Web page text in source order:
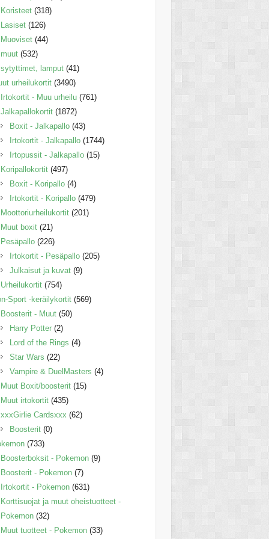
Koristeet (318)
Lasiset (126)
Muoviset (44)
muut (532)
sytyttimet, lamput (41)
urheilukortit (3490)
Irtokortit - Muu urheilu (761)
Jalkapallokortit (1872)
Boxit - Jalkapallo (43)
Irtokortit - Jalkapallo (1744)
Irtopussit - Jalkapallo (15)
Koripallokortit (497)
Boxit - Koripallo (4)
Irtokortit - Koripallo (479)
Moottoriurheilukortit (201)
Muut boxit (21)
Pesäpallo (226)
Irtokortit - Pesäpallo (205)
Julkaisut ja kuvat (9)
Urheilukortit (754)
Sport -keräilykortit (569)
Boosterit - Muut (50)
Harry Potter (2)
Lord of the Rings (4)
Star Wars (22)
Vampire & DuelMasters (4)
Muut Boxit/boosterit (15)
Muut irtokortit (435)
xxxGirlie Cardsxxx (62)
Boosterit (0)
(733)
Boosterboksit - Pokemon (9)
Boosterit - Pokemon (7)
Irtokortit - Pokemon (631)
Korttisuojat ja muut oheistuotteet -
Pokemon (32)
Muut tuotteet - Pokemon (33)